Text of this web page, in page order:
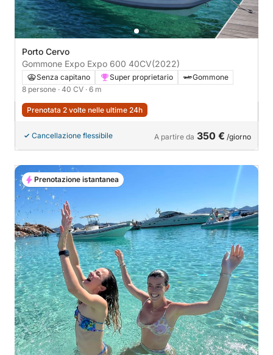
Porto Cervo
Gommone Expo Expo 600 40CV(2022)
Senza capitano Super proprietario
Gommone
8 persone · 40 CV · 6 m
Prenotata 2 volte nelle ultime 24h
Cancellazione flessibile A partire da 350 € /giorno
Prenotazione istantanea